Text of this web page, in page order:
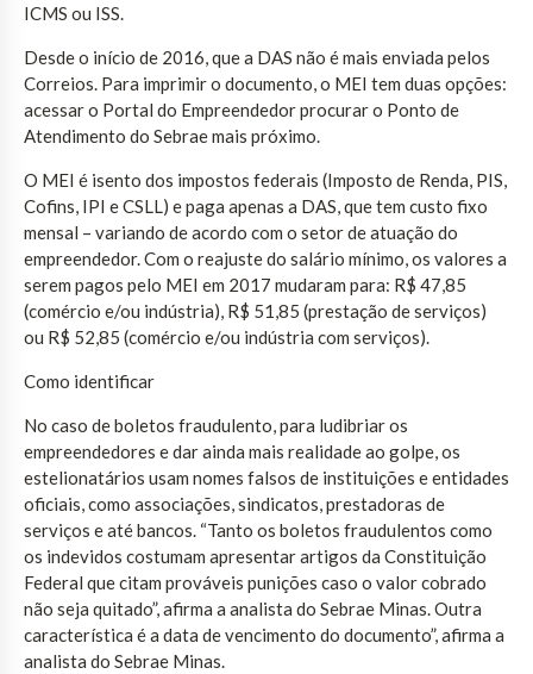
ICMS ou ISS.
Desde o início de 2016, que a DAS não é mais enviada pelos
Correios. Para imprimir o documento, o MEI tem duas opções:
acessar o Portal do Empreendedor procurar o Ponto de
Atendimento do Sebrae mais próximo.
O MEI é isento dos impostos federais (Imposto de Renda, PIS,
Cofins, IPI e CSLL) e paga apenas a DAS, que tem custo fixo
mensal – variando de acordo com o setor de atuação do
empreendedor. Com o reajuste do salário mínimo, os valores a
serem pagos pelo MEI em 2017 mudaram para: R$ 47,85
(comércio e/ou indústria), R$ 51,85 (prestação de serviços)
ou R$ 52,85 (comércio e/ou indústria com serviços).
Como identificar
No caso de boletos fraudulento, para ludibriar os
empreendedores e dar ainda mais realidade ao golpe, os
estelionatários usam nomes falsos de instituições e entidades
oficiais, como associações, sindicatos, prestadoras de
serviços e até bancos. “Tanto os boletos fraudulentos como
os indevidos costumam apresentar artigos da Constituição
Federal que citam prováveis punições caso o valor cobrado
não seja quitado”, afirma a analista do Sebrae Minas. Outra
característica é a data de vencimento do documento”, afirma a
analista do Sebrae Minas.